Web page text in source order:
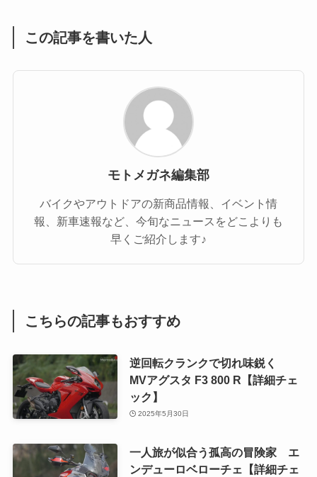
この記事を書いた人
モトメガネ編集部
バイクやアウトドアの新商品情報、イベント情
報、新車速報など、今旬なニュースをどこよりも
早くご紹介します♪
こちらの記事もおすすめ
逆回転クランクで切れ味鋭く
MVアグスタ F3 800 R【詳細チェ
ック】
2025年5月30日
一人旅が似合う孤高の冒険家 エ
ンデューロベローチェ【詳細チェ